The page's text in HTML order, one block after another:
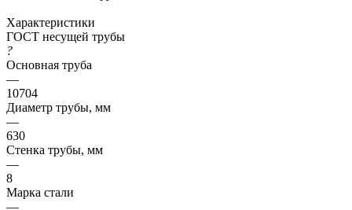
Характеристики
ГОСТ несущей трубы
?
Основная труба
—
10704
Диаметр трубы, мм
—
630
Стенка трубы, мм
—
8
Марка стали
—